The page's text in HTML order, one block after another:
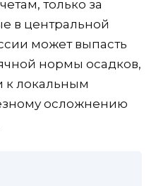
только за
в центральной
может выпасть
нормы осадков,
к локальным
осложнению